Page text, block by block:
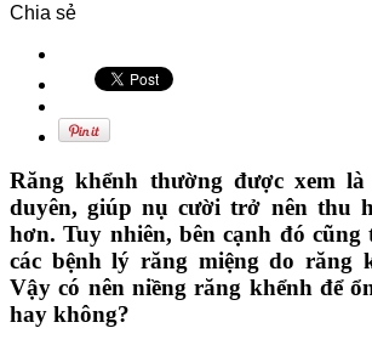
Chia sẻ
Răng khểnh thường được xem là
duyên, giúp nụ cười trở nên thu
hơn. Tuy nhiên, bên cạnh đó cũng
các bệnh lý răng miệng do răng
Vậy có nên niềng răng khểnh để
hay không?